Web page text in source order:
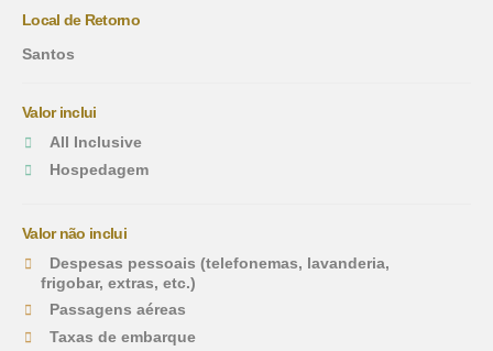
Local de Retorno
Santos
Valor inclui
All Inclusive
Hospedagem
Valor não inclui
Despesas pessoais (telefonemas, lavanderia,
frigobar, extras, etc.)
Passagens aéreas
Taxas de embarque